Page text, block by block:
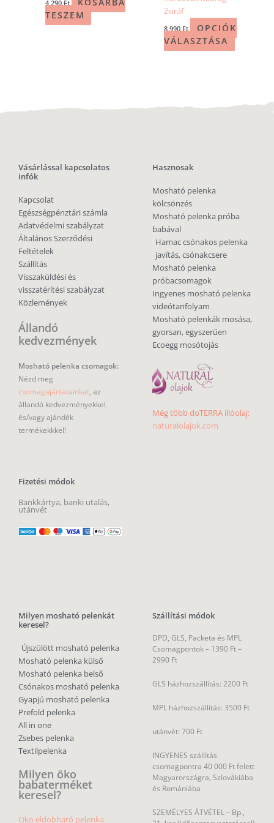
4 290 Ft
TESZEM
Zsiráf
8 990 Ft
OPCIÓK
VÁLASZTÁSA
Vásárlással kapcsolatos
infók
Kapcsolat
Egészségpénztári számla
Adatvédelmi szabályzat
Általános Szerződési
Feltételek
Szállítás
Visszaküldési és
visszatérítési szabályzat
Közlemények
Állandó
kedvezmények
Mosható pelenka csomagok:
Nézd meg
csomagajánlatainkat, az
állandó kedvezményekkel
és/vagy ajándék
termékekkkel!
Fizetési módok
Bankkártya, banki utalás,
utánvét
Hasznosak
Mosható pelenka
kölcsönzés
Mosható pelenka próba
babával
Hamac csónakos pelenka
javítás, csónakcsere
Mosható pelenka
próbacsomagok
Ingyenes mosható pelenka
videótanfolyam
Mosható pelenkák mosása,
gyorsan, egyszerűen
Ecoegg mosótojás
Még több doTERRA illóolaj:
naturalolajok.com
Milyen mosható pelenkát
keresel?
Újszülött mosható pelenka
Mosható pelenka külső
Mosható pelenka belső
Csónakos mosható pelenka
Gyapjú mosható pelenka
Prefold pelenka
All in one
Zsebes pelenka
Textilpelenka
Milyen öko
babaterméket
keresel?
Öko eldobható pelenka
Szállítási módok
Csomagpontok –1390 Ft –
2990 Ft
csomagpontra 40 000 Ft felett
Magyarországra, Szlovákiába
és Romániába
SZEMÉLYES ÁTVÉTEL – Bp.,
21. ker (időpontegyeztetéssel)